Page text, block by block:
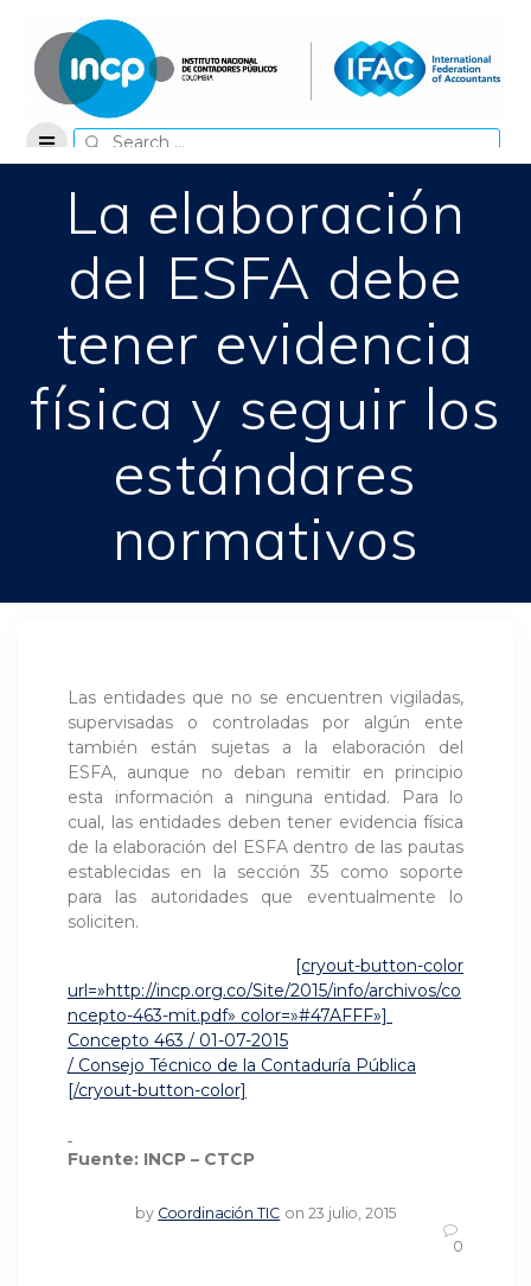
content
Search
for:
La elaboración
del ESFA debe
tener evidencia
física y seguir los
estándares
normativos
Las entidades que no se encuentren vigiladas,
supervisadas o controladas por algún ente
también están sujetas a la elaboración del
ESFA, aunque no deban remitir en principio
esta información a ninguna entidad. Para lo
cual, las entidades deben tener evidencia física
de la elaboración del ESFA dentro de las pautas
establecidas en la sección 35 como soporte
para las autoridades que eventualmente lo
soliciten.
[cryout-button-color
url=»http://incp.org.co/Site/2015/info/archivos/co
ncepto-463-mit.pdf» color=»#47AFFF»]
Concepto 463 / 01-07-2015
/ Consejo Técnico de la Contaduría Pública
[/cryout-button-color]
Fuente: INCP – CTCP
by Coordinación TIC on 23 julio, 2015
0